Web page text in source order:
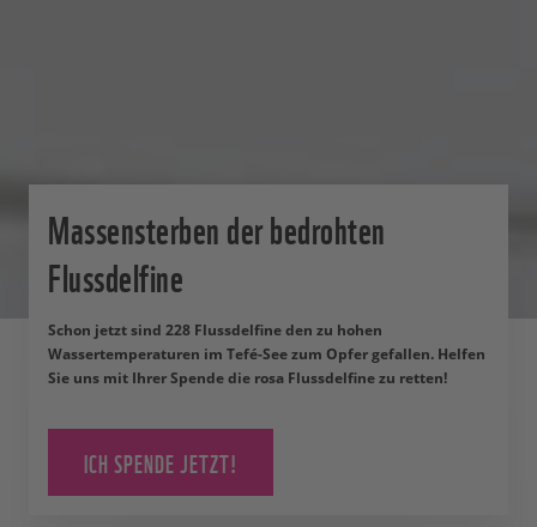
Massensterben der bedrohten
Flussdelfine
Schon jetzt sind 228 Flussdelfine den zu hohen
Wassertemperaturen im Tefé-See zum Opfer gefallen. Helfen
Sie uns mit Ihrer Spende die rosa Flussdelfine zu retten!
ICH SPENDE JETZT!